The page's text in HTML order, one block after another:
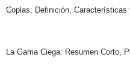
Coplas: Definición,
La Gama Ciega: Resumen Corto,